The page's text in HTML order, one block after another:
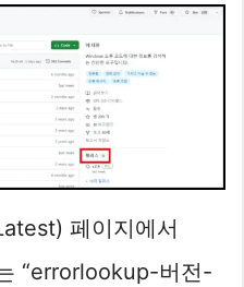
페이지에서
“errorlookup-버전-